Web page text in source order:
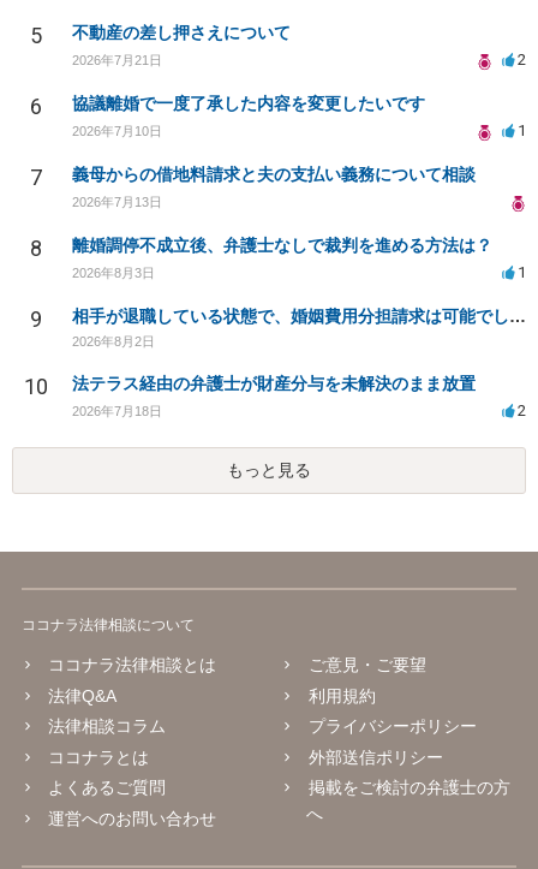
5 不動産の差し押さえについて
2026年7月21日 2
6 協議離婚で一度了承した内容を変更したいです
2026年7月10日 1
7 義母からの借地料請求と夫の支払い義務について相談
2026年7月13日
8 離婚調停不成立後、弁護士なしで裁判を進める方法は？
2026年8月3日 1
9 相手が退職している状態で、婚姻費用分担請求は可能でしょうか？
2026年8月2日
10 法テラス経由の弁護士が財産分与を未解決のまま放置
2026年7月18日 2
もっと見る
ココナラ法律相談について
ココナラ法律相談とは
法律Q&A
法律相談コラム
ココナラとは
よくあるご質問
運営へのお問い合わせ
ご意見・ご要望
利用規約
プライバシーポリシー
外部送信ポリシー
掲載をご検討の弁護士の方
へ